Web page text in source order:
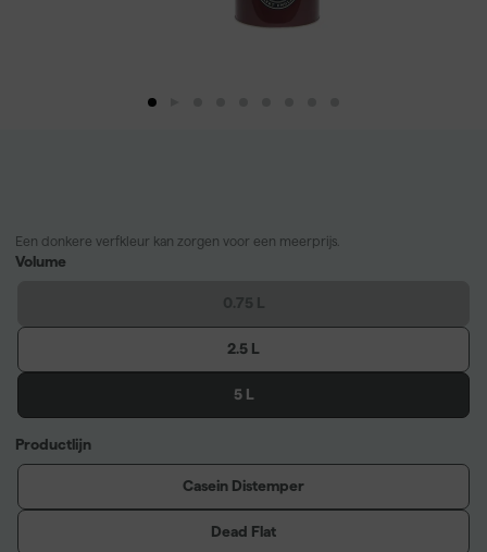
Een donkere verfkleur kan zorgen voor een meerprijs.
Volume
2.5 L
5 L
Productlijn
Casein Distemper
Dead Flat